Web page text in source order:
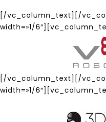
[/vc_column_text][/
width=»1/
[/vc_column_text][/
width=»1/